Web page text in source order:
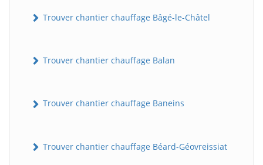
Trouver chantier chauffage Bâgé-le-Châtel
Trouver chantier chauffage Balan
Trouver chantier chauffage Baneins
Trouver chantier chauffage Béard-Géovreissiat